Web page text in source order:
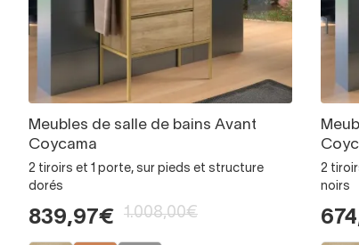
Meubles de salle de bains Avant
Coycama
2 tiroirs et 1 porte, sur pieds et structure
dorés
839,97€ 1.008,00€
2
noirs